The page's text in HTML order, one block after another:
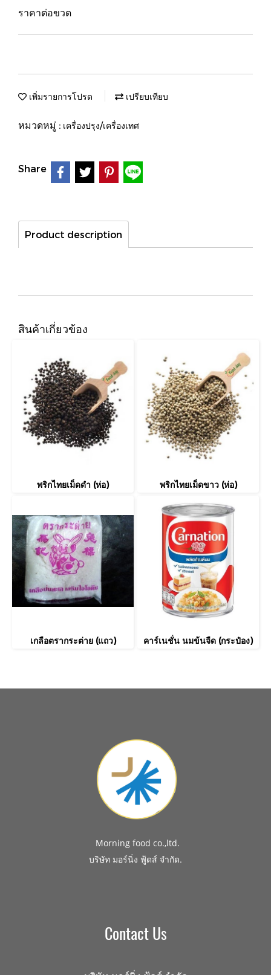
ราคาต่อขวด
เพิ่มรายการโปรด เปรียบเทียบ
หมวดหมู่ : เครื่องปรุง/เครื่องเทศ
Share
Product description
สินค้าเกี่ยวข้อง
พริกไทยเม็ดดำ (ห่อ) พริกไทยเม็ดขาว (ห่อ)
เกลือตรากระต่าย (แถว) คาร์เนชั่น นมข้นจืด (กระป๋อง)
Morning food co.,ltd.
บริษัท มอร์นิ่ง ฟู้ดส์ จำกัด.
Contact Us